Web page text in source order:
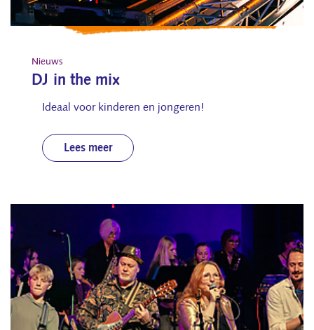
Nieuws
DJ in the mix
Ideaal voor kinderen en jongeren!
Lees meer